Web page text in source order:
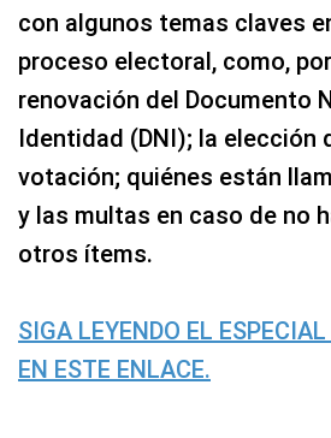
con algunos temas claves
proceso electoral, como,
renovación del Documento
Identidad (DNI); la elección
votación; quiénes están
y las multas en caso de no
otros ítems.
SIGA LEYENDO EL
EN ESTE ENLACE.